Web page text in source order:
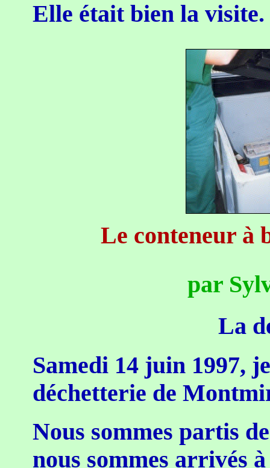
Elle était bien la visite.
Le conteneur à
par
La
Samedi 14 juin 1997,
déchetterie de
Nous sommes partis
nous sommes arrivés